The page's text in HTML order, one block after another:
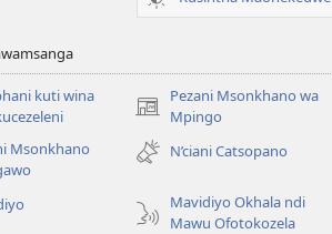
kuti wina
Pezani Msonkhano wa
Mpingo
(opens
new
window)
Msonkhano
N’ciani Catsopano
Mavidiyo Okhala ndi
Mawu Ofotokozela